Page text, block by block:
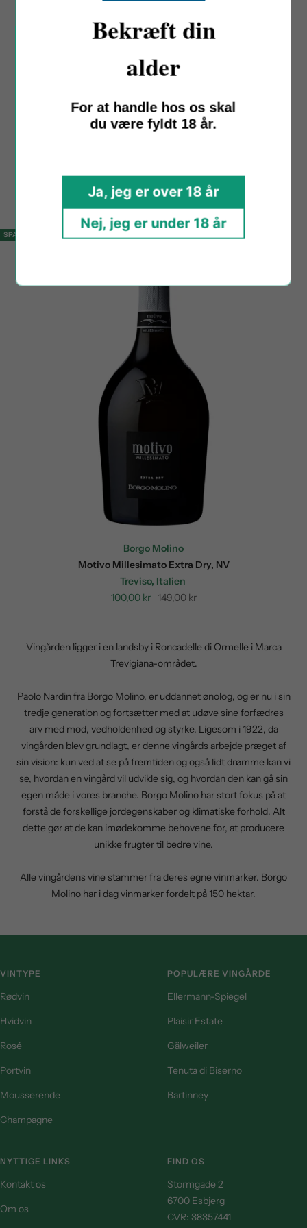
Treviso, Italien
Sale
price
75,00 kr Regular
price
109,00 kr
SPAR 49,00 KR
Borgo Molino
Motivo Millesimato Extra Dry, NV
Treviso, Italien
Sale
100,00 kr Regular
149,00 kr
Vingården ligger i en landsby i Roncadelle di Ormelle i Marca
Trevigiana-området.
Paolo Nardin fra Borgo Molino, er uddannet ønolog, og er nu i sin
tredje generation og fortsætter med at udøve sine forfædres
arv med mod, vedholdenhed og styrke. Ligesom i 1922, da
vingården blev grundlagt, er denne vingårds arbejde præget af
sin vision: kun ved at se på fremtiden og også lidt drømme kan vi
se, hvordan en vingård vil udvikle sig, og hvordan den kan gå sin
egen måde i vores branche. Borgo Molino har stort fokus på at
forstå de forskellige jordegenskaber og klimatiske forhold. Alt
dette gør at de kan imødekomme behovene for, at producere
unikke frugter til bedre vine.
Alle vingårdens vine stammer fra deres egne vinmarker. Borgo
Molino har i dag vinmarker fordelt på 150 hektar.
VINTYPE
Rødvin
Hvidvin
Rosé
Portvin
Mousserende
Champagne
POPULÆRE VINGÅRDE
Ellermann-Spiegel
Plaisir Estate
Gälweiler
Tenuta di Biserno
Bartinney
NYTTIGE LINKS
Kontakt os
Om os
FIND OS
Stormgade 2
6700 Esbjerg
CVR: 38357441
Bekræft din
alder
For at handle hos os skal
du være fyldt 18 år.
Ja, jeg er over 18 år
Nej, jeg er under 18 år